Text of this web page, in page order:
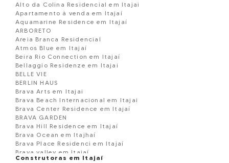
Alto da Colina Residencial em Itajai
Apartamento à venda em Itajaí
Aquamarine Residence em Itajaí
ARBORETO
Areia Branca Residencial
Atmos Blue em Itajaí
Beira Rio Connection em Itajaí
Bellaggio Residenze em Itajai
BELLE VIE
BERLIN HAUS
Brava Arts em Itajai
Brava Beach Internacional em Itajai
Brava Center Residence em Itajaí
BRAVA GARDEN
Brava Hill Residence em Itajaí
Brava Ocean em Itajhaí
Brava Place Residenci em Itajaí
Brava valley em Itajaí
Brava View em Itajaí
Construtoras em Itajaí